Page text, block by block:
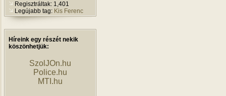
Regisztráltak: 1,401
Legújabb tag: Kis Ferenc
Híreink egy részét nekik
köszönhetjük:
SzolJOn.hu
Police.hu
MTI.hu